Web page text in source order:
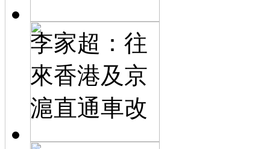
李家超：往
來香港及京
滬直通車改